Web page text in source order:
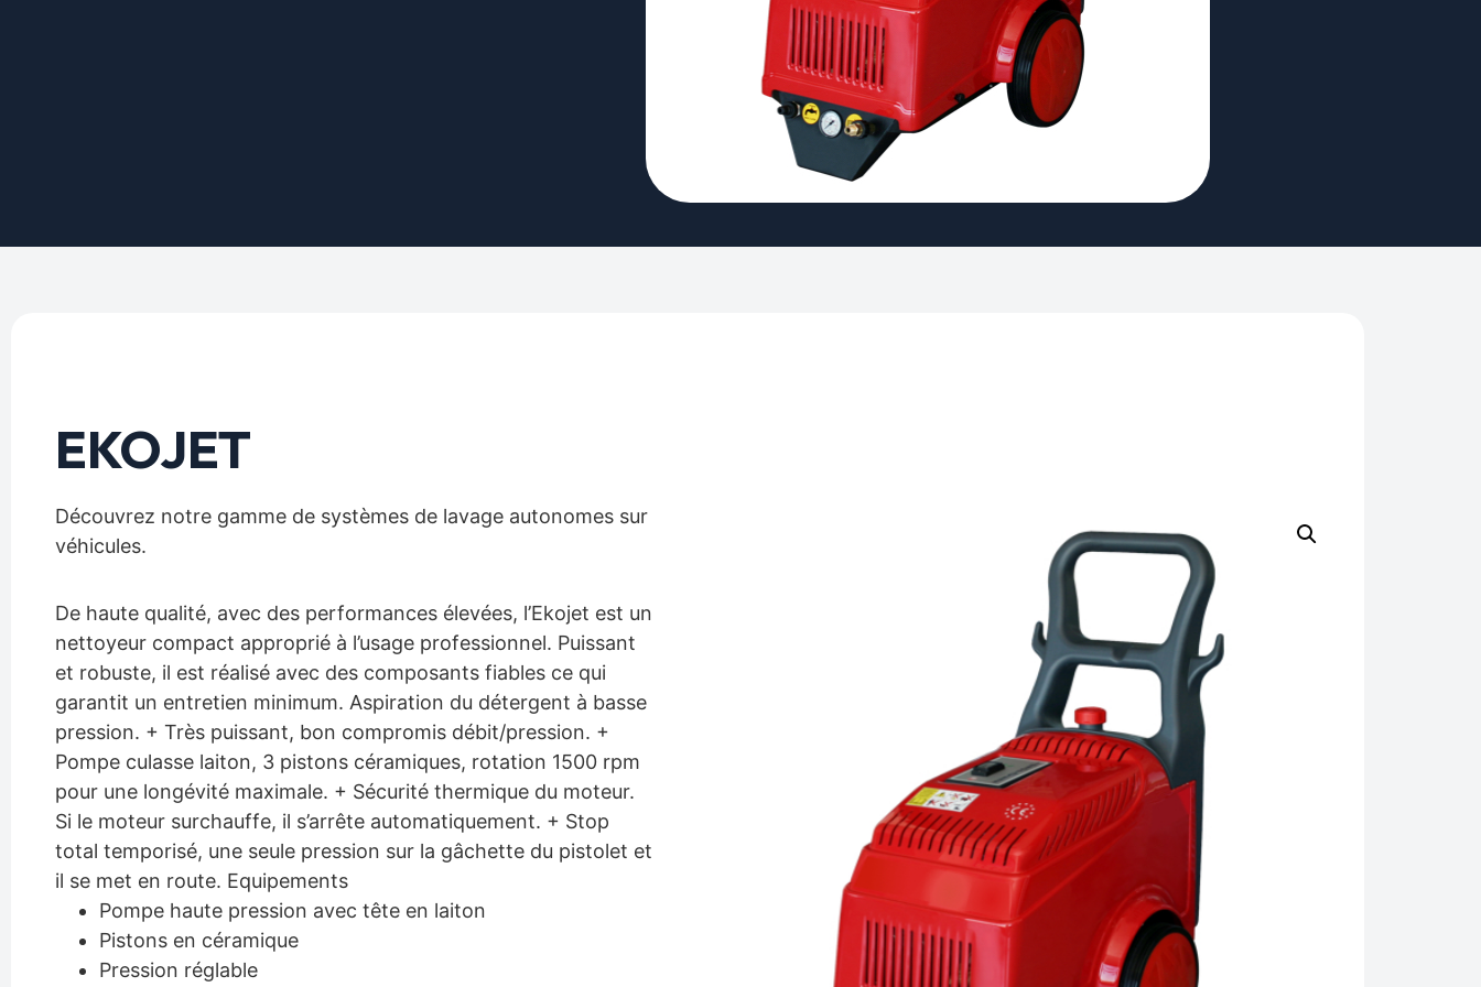
EKOJET
Découvrez notre gamme de systèmes de lavage autonomes sur
véhicules.
De haute qualité, avec des performances élevées, l’Ekojet est un
nettoyeur compact approprié à l’usage professionnel. Puissant
et robuste, il est réalisé avec des composants fiables ce qui
garantit un entretien minimum. Aspiration du détergent à basse
pression. + Très puissant, bon compromis débit/pression. +
Pompe culasse laiton, 3 pistons céramiques, rotation 1500 rpm
pour une longévité maximale. + Sécurité thermique du moteur.
Si le moteur surchauffe, il s’arrête automatiquement. + Stop
total temporisé, une seule pression sur la gâchette du pistolet et
il se met en route. Equipements
Pompe haute pression avec tête en laiton
Pistons en céramique
Pression réglable